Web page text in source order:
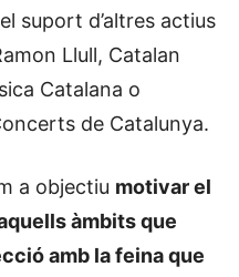
suport d’altres actius
Llull, Catalan
Catalana o
de Catalunya.
a objectiu motivar el
àmbits que
amb la feina que